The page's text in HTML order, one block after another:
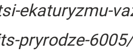
ekaturyzmu-
pryrodze-6005/